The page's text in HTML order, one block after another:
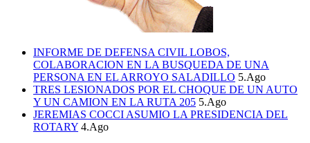
INFORME DE DEFENSA CIVIL LOBOS,
COLABORACION EN LA BUSQUEDA DE UNA
PERSONA EN EL ARROYO SALADILLO 5.Ago
TRES LESIONADOS POR EL CHOQUE DE UN AUTO
Y UN CAMION EN LA RUTA 205 5.Ago
JEREMIAS COCCI ASUMIO LA PRESIDENCIA DEL
ROTARY 4.Ago